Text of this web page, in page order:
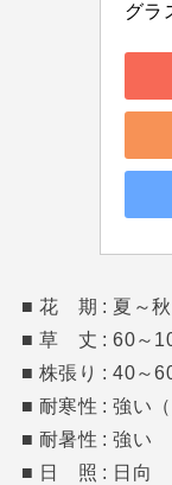
グラ
■ 花 期 : 夏～
■ 草 丈 : 60～
■ 株張り : 40～
■ 耐寒性 : 強い
■ 耐暑性 : 強い
■ 日 照 : 日向